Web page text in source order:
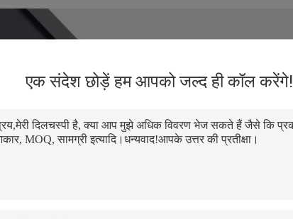
एक संदेश छोड़ें हम आपको जल्द ही कॉल करेंगे!